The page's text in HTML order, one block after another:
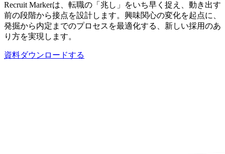
Recruit Markerは、転職の「兆し」をいち早く捉え、動き出す
前の段階から接点を設計します。興味関心の変化を起点に、
発掘から内定までのプロセスを最適化する、新しい採用のあ
り方を実現します。
資料ダウンロードする